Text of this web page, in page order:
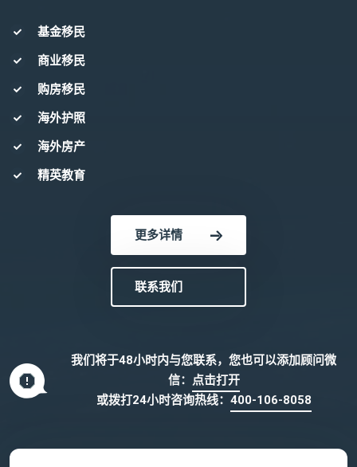
基金移民
商业移民
购房移民
海外护照
海外房产
精英教育
更多详情
联系我们
我们将于48小时内与您联系，您也可以添加顾问微
信： 点击打开
或拨打24小时咨询热线： 400-106-8058